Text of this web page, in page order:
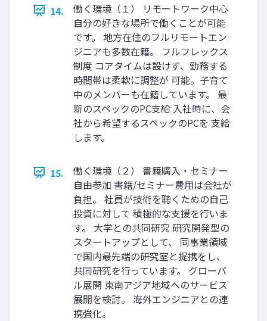
14.
働く環境（１） リモートワーク中心
自分の好きな場所で働くことが可能
です。 地方在住のフルリモートエン
ジニアも多数在籍。 フルフレックス
制度 コアタイムは設けず、勤務する
時間帯は柔軟に調整が 可能。子育て
中のメンバーも在籍しています。 最
新のスペックのPC支給 入社時に、会
社から希望するスペックのPCを 支給
します。
15.
働く環境（２） 書籍購入・セミナー
自由参加 書籍/セミナー費用は会社が
負担。 社員が技術を聴くための自己
投資に対して 積極的な支援を行いま
す。 大学との共同研究 研究開発型の
スタートアップとして、 同事業領域
で国内最先端の研究室と提携をし、
共同研究を行っています。 グローバ
ル展開 東南アジア地域へのサービス
展開を検討。 海外エンジニアとの連
携強化。